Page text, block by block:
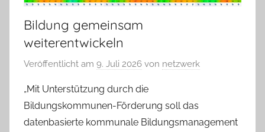
Bildung gemeinsam
weiterentwickeln
Veröffentlicht am 9. Juli 2026 von netzwerk
„Mit Unterstützung durch die
Bildungskommunen-Förderung soll das
datenbasierte kommunale Bildungsmanagement